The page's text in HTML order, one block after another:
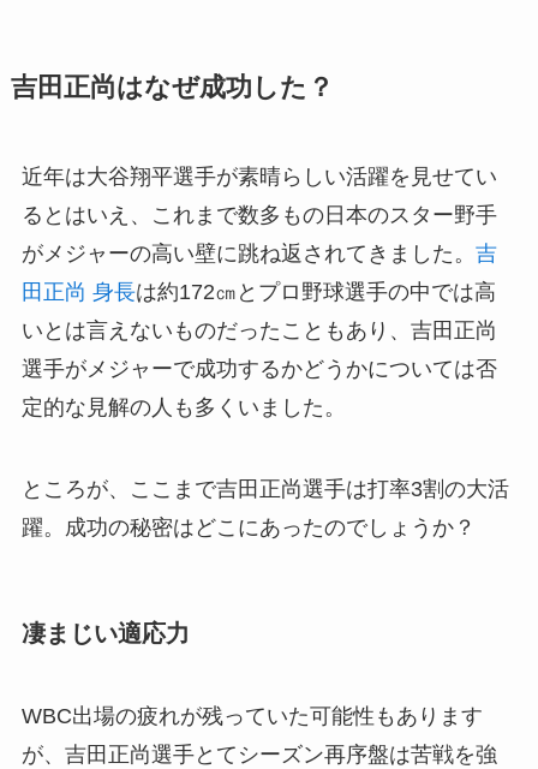
吉田正尚はなぜ成功した？
近年は大谷翔平選手が素晴らしい活躍を見せてい
るとはいえ、これまで数多もの日本のスター野手
がメジャーの高い壁に跳ね返されてきました。 吉
田正尚 身長は約172㎝とプロ野球選手の中では高
いとは言えないものだったこともあり、吉田正尚
選手がメジャーで成功するかどうかについては否
定的な見解の人も多くいました。
ところが、ここまで吉田正尚選手は打率3割の大活
躍。成功の秘密はどこにあったのでしょうか？
凄まじい適応力
WBC出場の疲れが残っていた可能性もあります
が、吉田正尚選手とてシーズン再序盤は苦戦を強